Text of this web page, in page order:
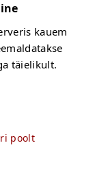
kauem
täielikult.
poolt